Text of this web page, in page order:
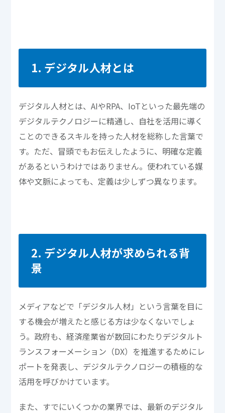
1. デジタル人材とは
デジタル人材とは、AIやRPA、IoTといった最先端の
デジタルテクノロジーに精通し、自社を活用に導く
ことのできるスキルを持った人材を総称した言葉で
す。ただ、冒頭でもお伝えしたように、明確な定義
があるというわけではありません。使われている媒
体や文脈によっても、定義は少しずつ異なります。
2. デジタル人材が求められる背
景
メディアなどで「デジタル人材」という言葉を目に
する機会が増えたと感じる方は少なくないでしょ
う。政府も、経済産業省が数回にわたりデジタルト
ランスフォーメーション（DX）を推進するためにレ
ポートを発表し、デジタルテクノロジーの積極的な
活用を呼びかけています。
また、すでにいくつかの業界では、最新のデジタル